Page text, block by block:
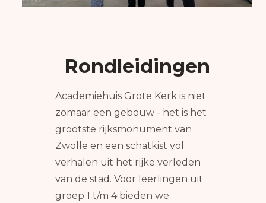
Rondleidingen
Academiehuis Grote Kerk is niet
zomaar een gebouw - het is het
grootste rijksmonument van
Zwolle en een schatkist vol
verhalen uit het rijke verleden
van de stad. Voor leerlingen uit
groep 1 t/m 4 bieden we